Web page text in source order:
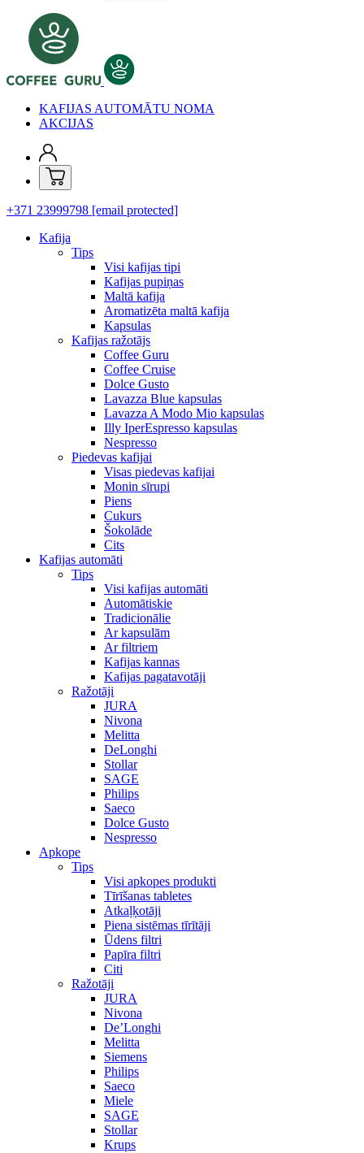
KAFIJAS AUTOMĀTU NOMA
AKCIJAS
+371 23999798 [email protected]
Kafija
Tips
Visi kafijas tipi
Kafijas pupiņas
Maltā kafija
Aromatizēta maltā kafija
Kapsulas
Kafijas ražotājs
Coffee Guru
Coffee Cruise
Dolce Gusto
Lavazza Blue kapsulas
Lavazza A Modo Mio kapsulas
Illy IperEspresso kapsulas
Nespresso
Piedevas kafijai
Visas piedevas kafijai
Monin sīrupi
Piens
Cukurs
Šokolāde
Cits
Kafijas automāti
Tips
Visi kafijas automāti
Automātiskie
Tradicionālie
Ar kapsulām
Ar filtriem
Kafijas kannas
Kafijas pagatavotāji
Ražotāji
JURA
Nivona
Melitta
DeLonghi
Stollar
SAGE
Philips
Saeco
Dolce Gusto
Nespresso
Apkope
Tips
Visi apkopes produkti
Tīrīšanas tabletes
Atkaļķotāji
Piena sistēmas tīrītāji
Ūdens filtri
Papīra filtri
Citi
Ražotāji
JURA
Nivona
De’Longhi
Melitta
Siemens
Philips
Saeco
Miele
SAGE
Stollar
Krups